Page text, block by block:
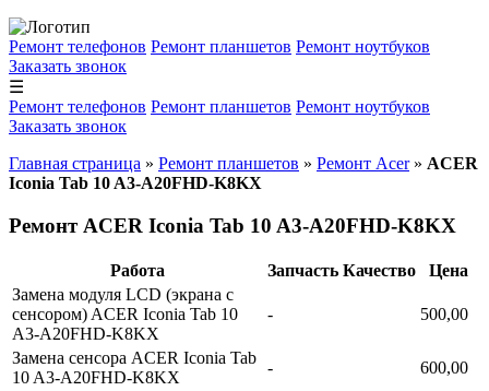
Ремонт телефонов Ремонт планшетов Ремонт ноутбуков
Заказать звонок
☰
Ремонт телефонов Ремонт планшетов Ремонт ноутбуков
Заказать звонок
Главная страница » Ремонт планшетов » Ремонт Acer» ACER
Iconia Tab 10 A3-A20FHD-K8KX
Ремонт ACER Iconia Tab 10 A3-A20FHD-K8KX
Работа Запчасть Качество
Цена
Замена модуля LCD (экрана с
сенсором) ACER Iconia Tab 10
A3-A20FHD-K8KX
- 500,00
Замена сенсора ACER Iconia Tab
10 A3-A20FHD-K8KX
-
600,00